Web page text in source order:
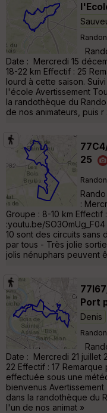
Date : Mercredi 15
18-22 km Effectif : 25
lourd à cette saison.
l'école Avertissement
la randothèque du
de nos animateurs, puis r
25
:
Groupe : 8-10 km
:youtu.be/
10 sont des circuits sans
par tous - Très jolie
jolis nénuphars peuvent
Port
Denis
Date : Mercredi 21 juillet
22 Effectif : 17
effectuée sous une
bienvenus
dans la randothèque du
l'un de nos animat »